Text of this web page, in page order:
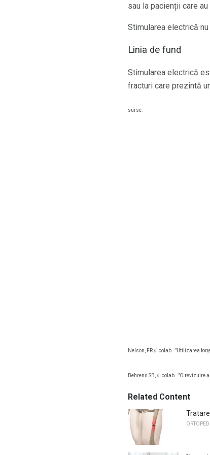
sau la pacienții care
Stimularea electrică
Linia de fund
Stimularea electrică
fracturi care prezintă
surse:
Nelson, FR și colab. "Utilizarea
Behrens SB, și colab. "O revizuire
Related Content